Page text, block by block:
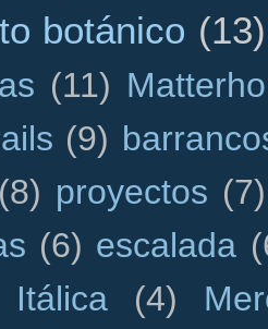
botánico (13)
(11)
(9)
(8) proyectos (7)
(6) escalada
(4)